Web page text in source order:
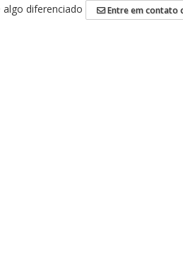
diferenciado Entre em contato